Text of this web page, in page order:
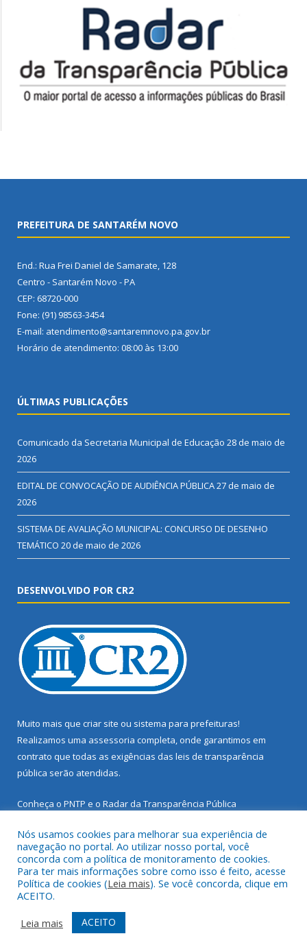
PREFEITURA DE SANTARÉM NOVO
End.: Rua Frei Daniel de Samarate, 128
Centro - Santarém Novo - PA
CEP: 68720-000
Fone: (91) 98563-3454
E-mail: atendimento@santaremnovo.pa.gov.br
Horário de atendimento: 08:00 às 13:00
ÚLTIMAS PUBLICAÇÕES
Comunicado da Secretaria Municipal de Educação 28 de maio de
2026
EDITAL DE CONVOCAÇÃO DE AUDIÊNCIA PÚBLICA27 de maio de
2026
SISTEMA DE AVALIAÇÃO MUNICIPAL: CONCURSO DE DESENHO
TEMÁTICO 20 de maio de 2026
DESENVOLVIDO POR CR2
Muito mais que criar site ou sistema para prefeituras!
Realizamos uma assessoria completa, onde garantimos em
contrato que todas as exigências das leis de transparência
pública serão atendidas.
Conheça o PNTP e o Radar da Transparência Pública
Todos os direitos reservados a Prefeitura Municipal de Santarém
Novo.
Mapa do Site
Acessar Área Administrativa
Nós usamos cookies para melhorar sua experiência de
navegação no portal. Ao utilizar nosso portal, você
concorda com a política de monitoramento de cookies.
Para ter mais informações sobre como isso é feito, acesse
Política de cookies (Leia mais). Se você concorda, clique em
ACEITO.
Leia mais
ACEITO